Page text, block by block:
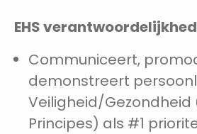
EHS
Communiceert,
demonstreert
Veiligheid/Gezondheid
Principes) als #1